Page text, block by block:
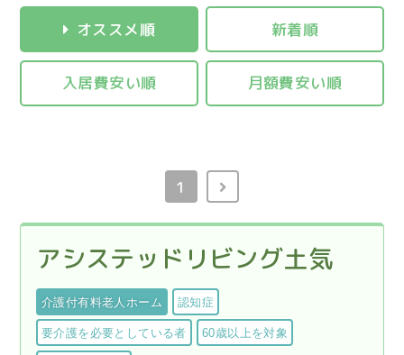
オススメ順 新着順
入居費安い順 月額費安い順
1
アシステッドリビング土気
介護付有料老人ホーム 認知症
要介護を必要としている者 60歳以上を対象